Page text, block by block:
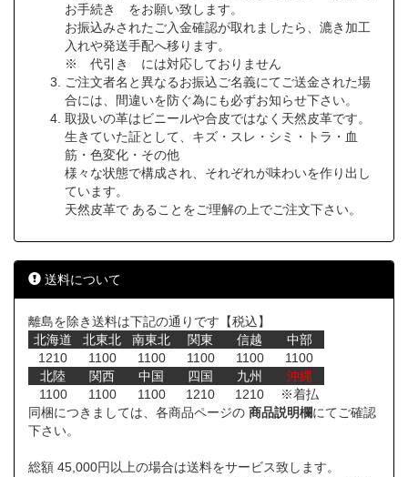
お手続き をお願い致します。
お振込みされたご入金確認が取れましたら、漉き加工
入れや発送手配へ移ります。
※ 代引き には対応しておりません
ご注文者名と異なるお振込ご名義にてご送金された場
合には、間違いを防ぐ為にも必ずお知らせ下さい。
取扱いの革はビニールや合皮ではなく天然皮革です。
生きていた証として、キズ・スレ・シミ・トラ・血
筋・色変化・その他
様々な状態で構成され、それぞれが味わいを作り出し
ています。
天然皮革で あることをご理解の上でご注文下さい。
送料について
離島を除き送料は下記の通りです【税込】
北海道
北東北 南東北 関東 信越
中部
1210
1100 1100 1100 1100
1100
北陸
関西 中国 四国 九州
沖縄
1100
1100 1100 1210 1210
※着払
同梱につきましては、各商品ページの 商品説明欄にてご確認
下さい。
総額 45,000円以上の場合は送料をサービス致します。